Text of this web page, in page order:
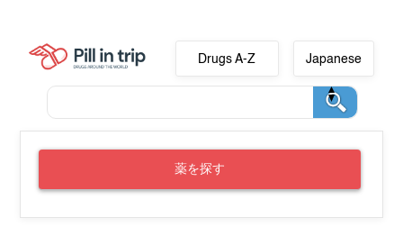
Drugs A-Z Japanese
薬を探す